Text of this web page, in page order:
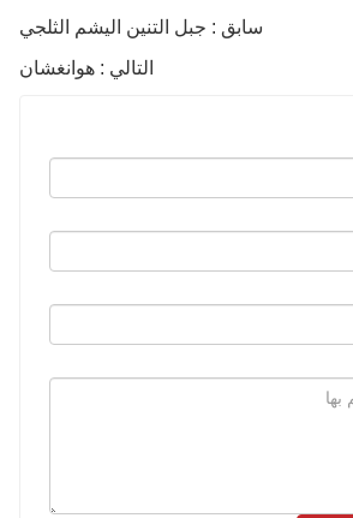
سابق : جبل التنين اليشم الثلجي
التالي : هوانغشان